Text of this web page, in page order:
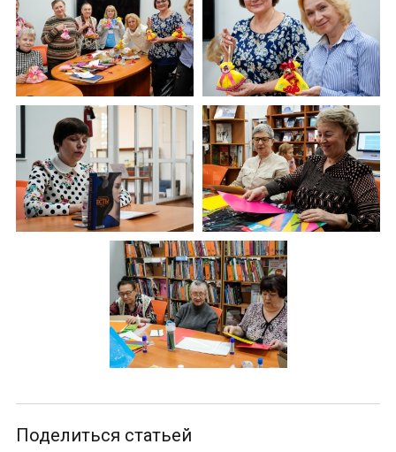
Поделиться статьей